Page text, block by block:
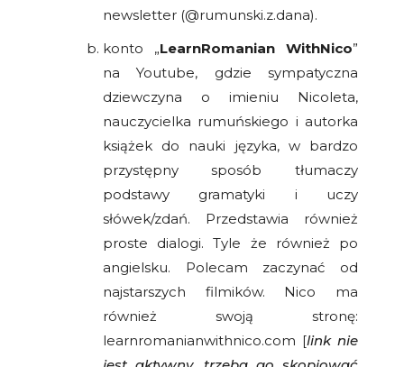
newsletter (@rumunski.z.dana).
konto „LearnRomanian WithNico”
na Youtube, gdzie sympatyczna
dziewczyna o imieniu Nicoleta,
nauczycielka rumuńskiego i autorka
książek do nauki języka, w bardzo
przystępny sposób tłumaczy
podstawy gramatyki i uczy
słówek/zdań. Przedstawia również
proste dialogi. Tyle że również po
angielsku. Polecam zaczynać od
najstarszych filmików. Nico ma
również swoją stronę:
learnromanianwithnico.com [link nie